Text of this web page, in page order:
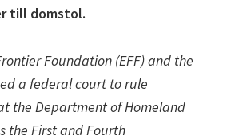
till domstol.
Foundation (EFF) and the
a federal court to rule
the Department of Homeland
the First and Fourth